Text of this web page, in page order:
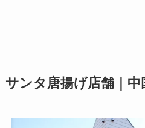
サンタ唐揚げ店舗｜中